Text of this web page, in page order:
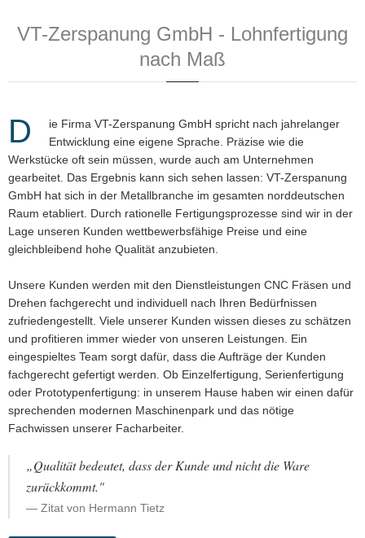
VT-Zerspanung GmbH - Lohnfertigung
nach Maß
D
ie Firma VT-Zerspanung GmbH spricht nach jahrelanger
Entwicklung eine eigene Sprache. Präzise wie die
Werkstücke oft sein müssen, wurde auch am Unternehmen
gearbeitet. Das Ergebnis kann sich sehen lassen: VT-Zerspanung
GmbH hat sich in der Metallbranche im gesamten norddeutschen
Raum etabliert. Durch rationelle Fertigungsprozesse sind wir in der
Lage unseren Kunden wettbewerbsfähige Preise und eine
gleichbleibend hohe Qualität anzubieten.
Unsere Kunden werden mit den Dienstleistungen CNC Fräsen und
Drehen fachgerecht und individuell nach Ihren Bedürfnissen
zufriedengestellt. Viele unserer Kunden wissen dieses zu schätzen
und profitieren immer wieder von unseren Leistungen. Ein
eingespieltes Team sorgt dafür, dass die Aufträge der Kunden
fachgerecht gefertigt werden. Ob Einzelfertigung, Serienfertigung
oder Prototypenfertigung: in unserem Hause haben wir einen dafür
sprechenden modernen Maschinenpark und das nötige
Fachwissen unserer Facharbeiter.
„Qualität bedeutet, dass der Kunde und nicht die Ware
zurückkommt."
Zitat von Hermann Tietz